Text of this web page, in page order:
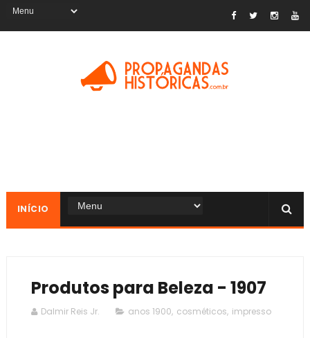
INÍCIO
Produtos para Beleza - 1907
Dalmir Reis Jr. anos 1900, cosméticos, impresso